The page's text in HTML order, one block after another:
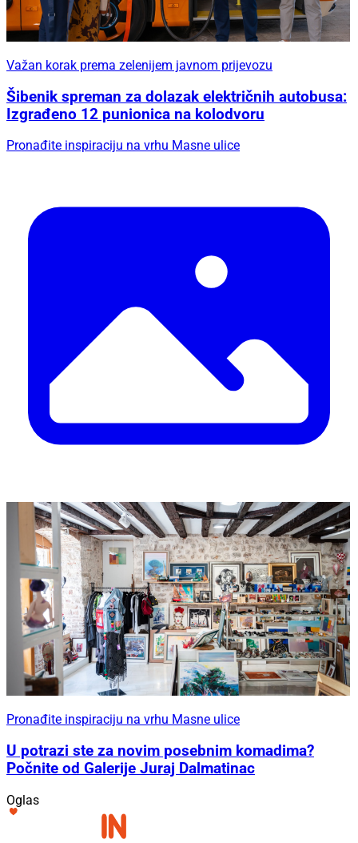
Važan korak prema zelenijem javnom prijevozu
Šibenik spreman za dolazak električnih autobusa:
Izgrađeno 12 punionica na kolodvoru
Pronađite inspiraciju na vrhu Masne ulice
Pronađite inspiraciju na vrhu Masne ulice
U potrazi ste za novim posebnim komadima?
Počnite od Galerije Juraj Dalmatinac
Oglas